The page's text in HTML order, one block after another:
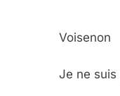
« Il y a
Voisenon
Je ne suis